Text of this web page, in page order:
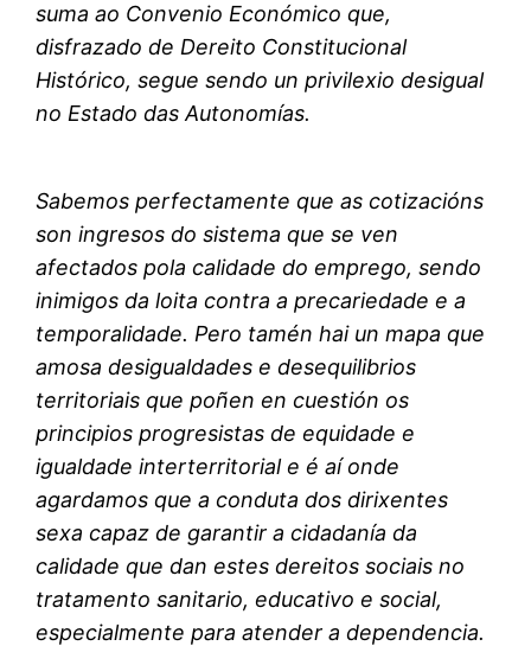
suma ao Convenio Económico que,
disfrazado de Dereito Constitucional
Histórico, segue sendo un privilexio desigual
no Estado das Autonomías.
Sabemos perfectamente que as cotizacións
son ingresos do sistema que se ven
afectados pola calidade do emprego, sendo
inimigos da loita contra a precariedade e a
temporalidade. Pero tamén hai un mapa que
amosa desigualdades e desequilibrios
territoriais que poñen en cuestión os
principios progresistas de equidade e
igualdade interterritorial e é aí onde
agardamos que a conduta dos dirixentes
sexa capaz de garantir a cidadanía da
calidade que dan estes dereitos sociais no
tratamento sanitario, educativo e social,
especialmente para atender a dependencia.